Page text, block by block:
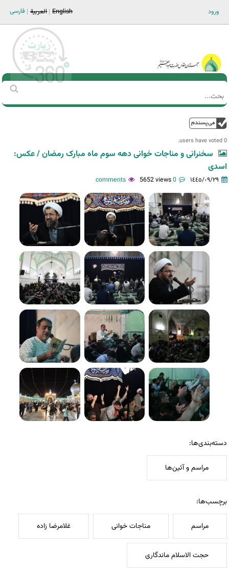
ورود فارسی العربية English
Main men-AR
استمارة
‏
0 users have voted.
سخنرانی و مناجات خوانی دهه سوم ماه مبارک رمضان / عکس:
اسدی
١٤٤٥/٠٩/٢٩ 0 comments
5652 views
دسته‌بندی‌ها:
مراسم و آئین‌ها
برچسب‌ها:
مراسم مناجات خوانی غلامرضا زاده
حجت الاسلام ماندگاری